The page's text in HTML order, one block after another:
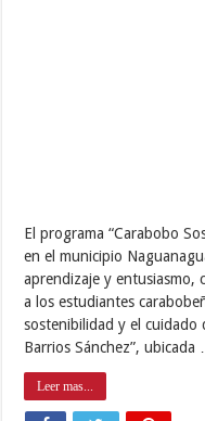
El programa “Carabobo
en el municipio
aprendizaje y entusiasmo,
a los estudiantes
sostenibilidad y el cuidado
Barrios Sánchez”, ubicada
Leer mas...